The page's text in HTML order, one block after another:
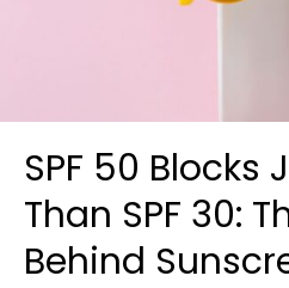
SPF 50 Blocks
Than SPF 30:
Behind